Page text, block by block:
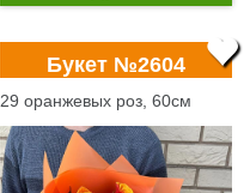
Букет №2604
29 оранжевых роз, 60см